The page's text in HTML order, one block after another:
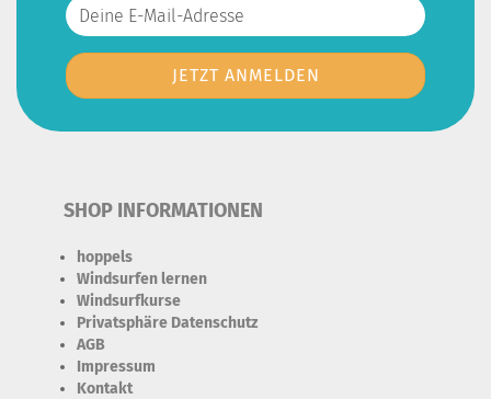
SHOP INFORMATIONEN
hoppels
Windsurfen lernen
Windsurfkurse
Privatsphäre Datenschutz
AGB
Impressum
Kontakt